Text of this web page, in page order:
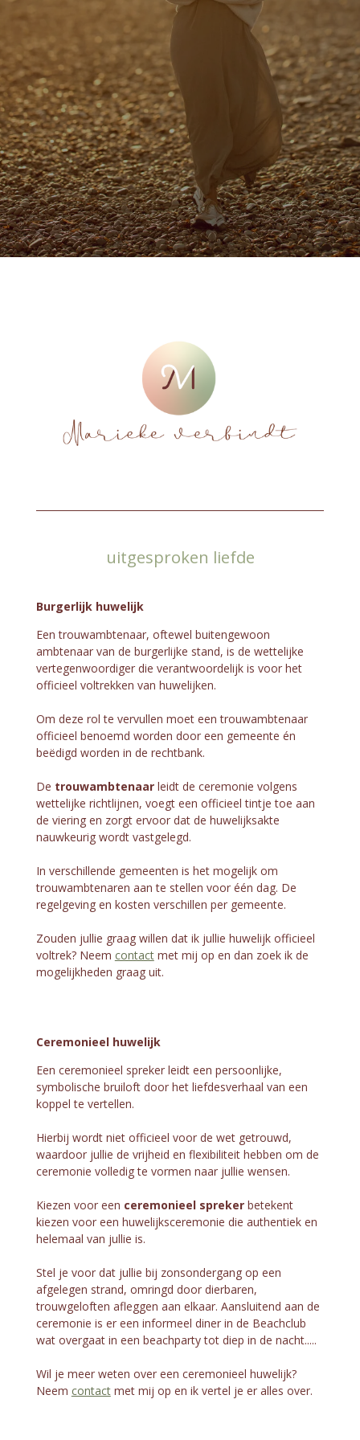
uitgesproken liefde
Burgerlijk huwelijk
Een trouwambtenaar, oftewel buitengewoon
ambtenaar van de burgerlijke stand, is de wettelijke
vertegenwoordiger die verantwoordelijk is voor het
officieel voltrekken van huwelijken.
Om deze rol te vervullen moet een trouwambtenaar
officieel benoemd worden door een gemeente én
beëdigd worden in de rechtbank.
De trouwambtenaarleidt de ceremonie volgens
wettelijke richtlijnen, voegt een officieel tintje toe aan
de viering en zorgt ervoor dat de huwelijksakte
nauwkeurig wordt vastgelegd.
In verschillende gemeenten is het mogelijk om
trouwambtenaren aan te stellen voor één dag. De
regelgeving en kosten verschillen per gemeente.
Zouden jullie graag willen dat ik jullie huwelijk officieel
voltrek? Neem contactmet mij op en dan zoek ik de
mogelijkheden graag uit.
Ceremonieel huwelijk
Een ceremonieel spreker leidt een persoonlijke,
symbolische bruiloft door het liefdesverhaal van een
koppel te vertellen.
Hierbij wordt niet officieel voor de wet getrouwd,
waardoor jullie de vrijheid en flexibiliteit hebben om de
ceremonie volledig te vormen naar jullie wensen.
Kiezen voor een ceremonieel sprekerbetekent
kiezen voor een huwelijksceremonie die authentiek en
helemaal van jullie is.
Stel je voor dat jullie bij zonsondergang op een
afgelegen strand, omringd door dierbaren,
trouwgeloften afleggen aan elkaar. Aansluitend aan de
ceremonie is er een informeel diner in de Beachclub
wat overgaat in een beachparty tot diep in de nacht.....
Wil je meer weten over een ceremonieel huwelijk?
Neem contactmet mij op en ik vertel je er alles over.